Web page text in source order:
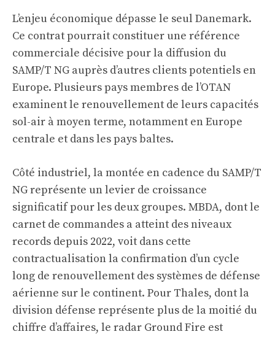
L’enjeu économique dépasse le seul Danemark.
Ce contrat pourrait constituer une référence
commerciale décisive pour la diffusion du
SAMP/T NG auprès d’autres clients potentiels en
Europe. Plusieurs pays membres de l’OTAN
examinent le renouvellement de leurs capacités
sol-air à moyen terme, notamment en Europe
centrale et dans les pays baltes.
Côté industriel, la montée en cadence du SAMP/T
NG représente un levier de croissance
significatif pour les deux groupes. MBDA, dont le
carnet de commandes a atteint des niveaux
records depuis 2022, voit dans cette
contractualisation la confirmation d’un cycle
long de renouvellement des systèmes de défense
aérienne sur le continent. Pour Thales, dont la
division défense représente plus de la moitié du
chiffre d’affaires, le radar Ground Fire est